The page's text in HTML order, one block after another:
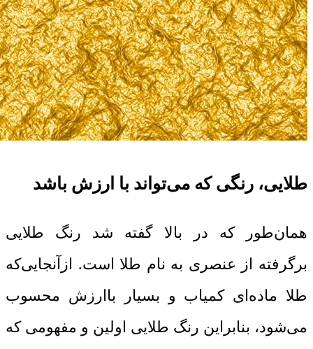
طلایی، رنگی که می‌تواند با ارزش باشد
همان‌طور که در بالا گفته شد رنگ طلایی
برگرفته از عنصری به نام طلا است. ازآنجایی‌که
طلا ماده‌ای کمیاب و بسیار باارزش محسوب
می‌شود، بنابراین رنگ طلایی اولین و مفهومی که